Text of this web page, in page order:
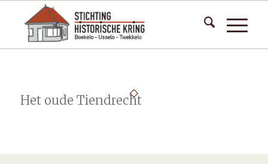
Het oude Tiendrecht